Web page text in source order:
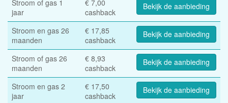
Stroom of gas 1
jaar
€ 7,00
cashback
Bekijk de aanbieding
Stroom en gas 26
maanden
€ 17,85
cashback
Bekijk de aanbieding
Stroom of gas 26
maanden
€ 8,93
cashback
Bekijk de aanbieding
Stroom en gas 2
jaar
€ 17,50
cashback
Bekijk de aanbieding